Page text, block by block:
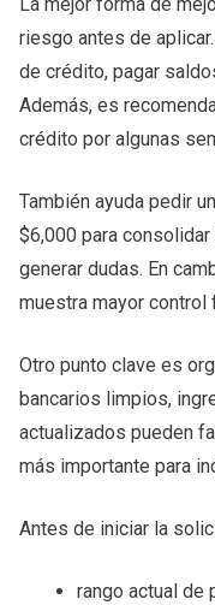
riesgo antes de
de crédito, pagar
Además, es
crédito por algunas
También ayuda pedir
$6,000 para
generar dudas. En
muestra mayor control
Otro punto clave es
bancarios limpios,
actualizados pueden
más importante para
Antes de iniciar la
rango actual de